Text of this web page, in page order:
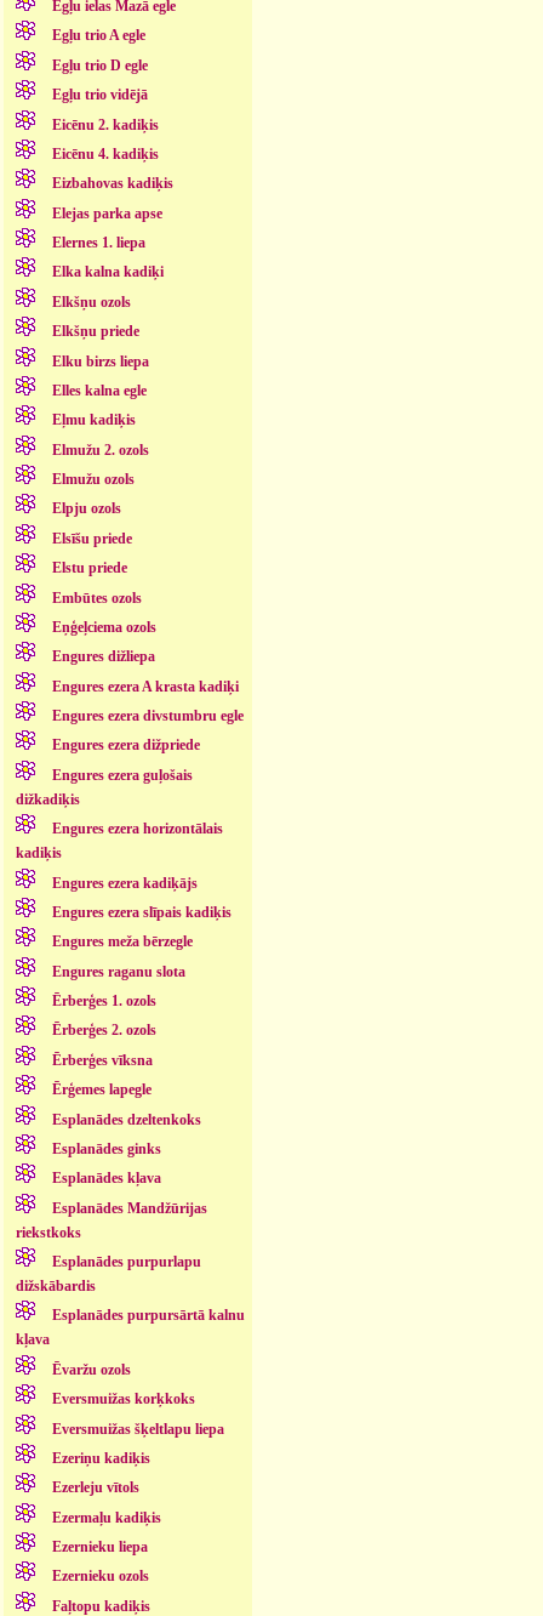
Egļu ielas Mazā egle
Egļu trio A egle
Egļu trio D egle
Egļu trio vidējā
Eicēnu 2. kadiķis
Eicēnu 4. kadiķis
Eizbahovas kadiķis
Elejas parka apse
Elernes 1. liepa
Elka kalna kadiķi
Elkšņu ozols
Elkšņu priede
Elku birzs liepa
Elles kalna egle
Eļmu kadiķis
Elmužu 2. ozols
Elmužu ozols
Elpju ozols
Elsīšu priede
Elstu priede
Embūtes ozols
Eņģeļciema ozols
Engures dižliepa
Engures ezera A krasta kadiķi
Engures ezera divstumbru egle
Engures ezera dižpriede
Engures ezera guļošais
dižkadiķis
Engures ezera horizontālais
kadiķis
Engures ezera kadiķājs
Engures ezera slīpais kadiķis
Engures meža bērzegle
Engures raganu slota
Ērberģes 1. ozols
Ērberģes 2. ozols
Ērberģes vīksna
Ērģemes lapegle
Esplanādes dzeltenkoks
Esplanādes ginks
Esplanādes kļava
Esplanādes Mandžūrijas
riekstkoks
Esplanādes purpurlapu
dižskābardis
Esplanādes purpursārtā kalnu
kļava
Ēvaržu ozols
Eversmuižas korķkoks
Eversmuižas šķeltlapu liepa
Ezeriņu kadiķis
Ezerleju vītols
Ezermaļu kadiķis
Ezernieku liepa
Ezernieku ozols
Faļtopu kadiķis